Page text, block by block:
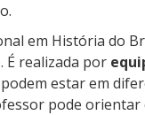
em História do
É realizada por
estar em
pode